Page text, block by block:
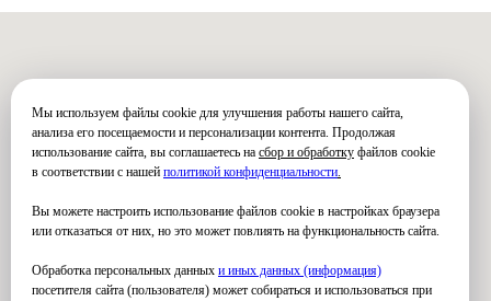
Мы используем файлы cookie для улучшения работы нашего сайта,
анализа его посещаемости и персонализации контента. Продолжая
использование сайта, вы соглашаетесь на сбор и обработку файлов cookie
в соответствии с нашей политикой конфиденциальности.
Вы можете настроить использование файлов cookie в настройках браузера
или отказаться от них, но это может повлиять на функциональность сайта.
Обработка персональных данных и иных данных (информация)
посетителя сайта (пользователя) может собираться и использоваться при